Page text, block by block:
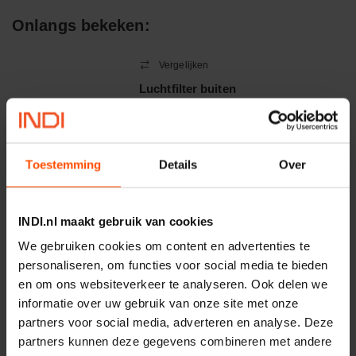
Toestemming Details Over
INDI.nl maakt gebruik van cookies
We gebruiken cookies om content en advertenties te
personaliseren, om functies voor social media te bieden
en om ons websiteverkeer te analyseren. Ook delen we
informatie over uw gebruik van onze site met onze
partners voor social media, adverteren en analyse. Deze
partners kunnen deze gegevens combineren met andere
Onlangs bekeken:
Vergelijken
Luchtfilter buiten
Merknaam:Kramer
− Aantal
Vergelijken
Uitlaathitteschild